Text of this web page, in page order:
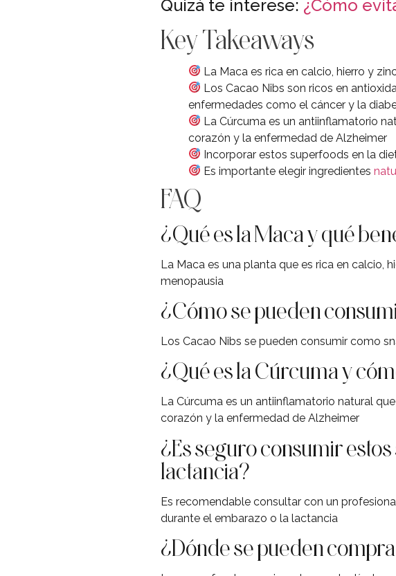
Quizá te interese: ¿Cómo
Key Takeaways
La Maca es rica en calcio, hierro y
Los Cacao Nibs son ricos en
enfermedades como el cáncer y la
La Cúrcuma es un antiinflamatorio
corazón y la enfermedad de Alzheimer
Incorporar estos superfoods en la
Es importante elegir ingredientes
FAQ
¿Qué es la Maca y qué
La Maca es una planta que es rica en calcio,
menopausia
¿Cómo se pueden
Los Cacao Nibs se pueden consumir como
¿Qué es la Cúrcuma y
La Cúrcuma es un antiinflamatorio natural
corazón y la enfermedad de Alzheimer
¿Es seguro consumir
lactancia?
Es recomendable consultar con un
durante el embarazo o la lactancia
¿Dónde se pueden